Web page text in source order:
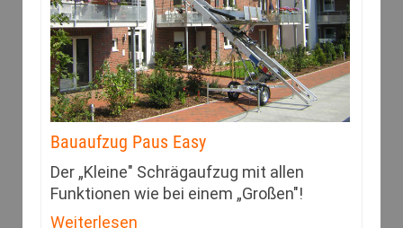
Bauaufzug Paus Easy
Der „Kleine" Schrägaufzug mit allen
Funktionen wie bei einem „Großen"!
Weiterlesen